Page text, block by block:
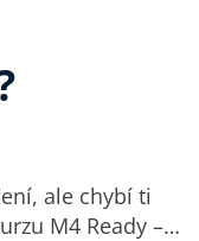
ale chybí ti
M4 Ready –…